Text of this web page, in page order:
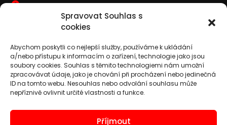
Spravovat Souhlas s
cookies
Abychom poskytli co nejlepší služby, používáme k ukládání
a/nebo přístupu k informacím o zařízení, technologie jako jsou
soubory cookies. Souhlas s těmito technologiemi nám umožní
zpracovávat údaje, jako je chování při procházení nebo jedinečná
ID na tomto webu. Nesouhlas nebo odvolání souhlasu může
nepříznivě ovlivnit určité vlastnosti a funkce.
Příjmout
vatax@vatax.cz
IČ: 60727004
DIČ: CZ60727004